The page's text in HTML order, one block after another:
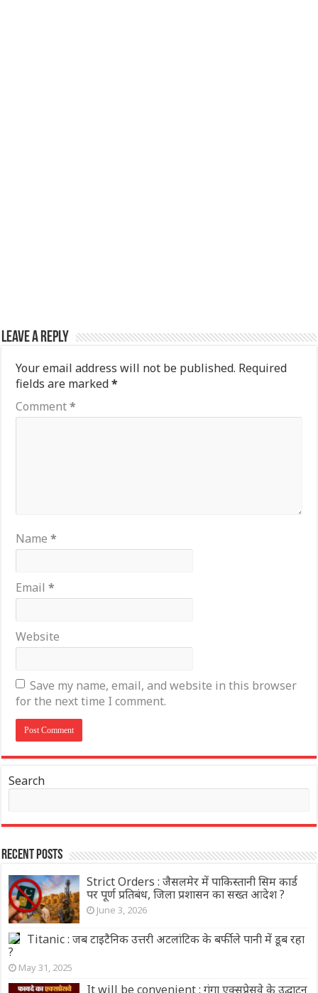
Leave a Reply
Your email address will not be published. Required
fields are marked*
Comment*
Name*
Email*
Website
Save my name, email, and website in this browser
for the next time I comment.
Search
Recent Posts
Strict Orders : जैसलमेर में पाकिस्तानी सिम कार्ड
पर पूर्ण प्रतिबंध, जिला प्रशासन का सख्त आदेश ?
June 3, 2026
Titanic : जब टाइटैनिक उत्तरी अटलांटिक के बर्फीले पानी में डूब रहा
?
May 31, 2025
It will be convenient : गंगा एक्सप्रेसवे के उद्घाटन